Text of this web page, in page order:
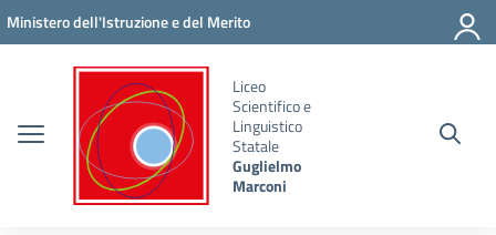
Vai ai contenuti
Vai al menu di navigazione
Vai al footer
Ministero dell'Istruzione e del Merito
Liceo
Scientifico e
Linguistico
Statale
Guglielmo
Marconi